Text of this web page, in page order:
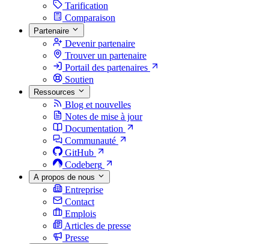
Tarification
Comparaison
Partenaire
Devenir partenaire
Trouver un partenaire
Portail des partenaires
Soutien
Ressources
Blog et nouvelles
Notes de mise à jour
Documentation
Communauté
GitHub
Codeberg
A propos de nous
Entreprise
Contact
Emplois
Articles de presse
Presse